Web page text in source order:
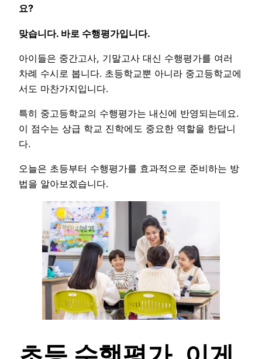
요?
맞습니다. 바로 수행평가입니다.
아이들은 중간고사, 기말고사 대신 수행평가를 여러
차례 수시로 봅니다. 초등학교뿐 아니라 중고등학교에
서도 마찬가지입니다.
특히 중고등학교의 수행평가는 내신에 반영되는데요.
이 점수는 상급 학교 진학에도 중요한 역할을 한답니
다.
오늘은 초등부터 수행평가를 효과적으로 준비하는 방
법을 알아보겠습니다.